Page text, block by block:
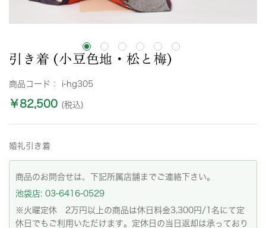
引き着 (小豆色地・松と梅)
商品コード： i-hg305
￥82,500 (税込)
婚礼引き着
商品のお問合せは、下記所属店舗までご連絡下さい。
池袋店: 03-6416-0529
※火曜定休 2万円以上の商品は休日料金3,300円/1名にて定
休日でもご利用いただけます。定休日の当日返却は承っており